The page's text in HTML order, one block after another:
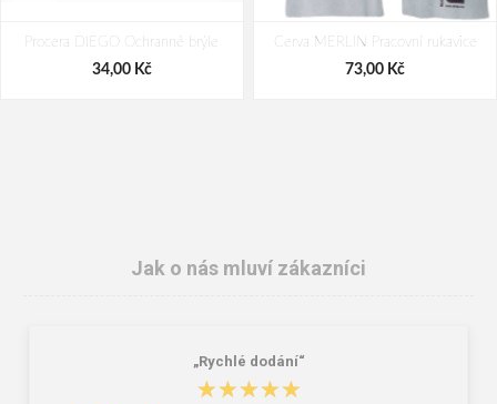
Procera DIEGO Ochranné brýle
34,00 Kč
Cerva MERLIN Pracovní rukavice
73,00 Kč
3M E.A.R.Soft zátky ES-01-001 1
3vrstvá nano rouška 10ks
Jak o nás mluví zákazníci
„Rychlé dodání“
★★★★★
★★★★★